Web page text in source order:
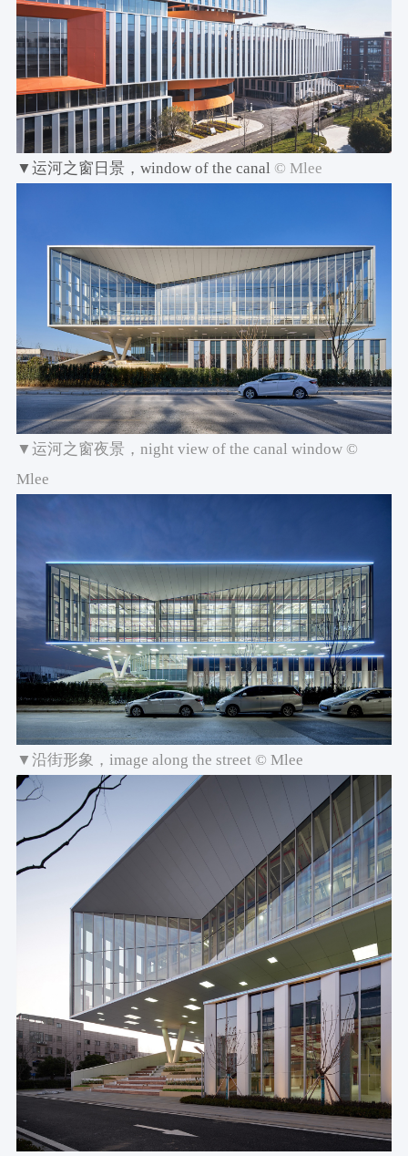
▼运河之窗日景，window of the canal © Mlee
▼运河之窗夜景，night view of the canal window ©
Mlee
▼沿街形象，image along the street © Mlee